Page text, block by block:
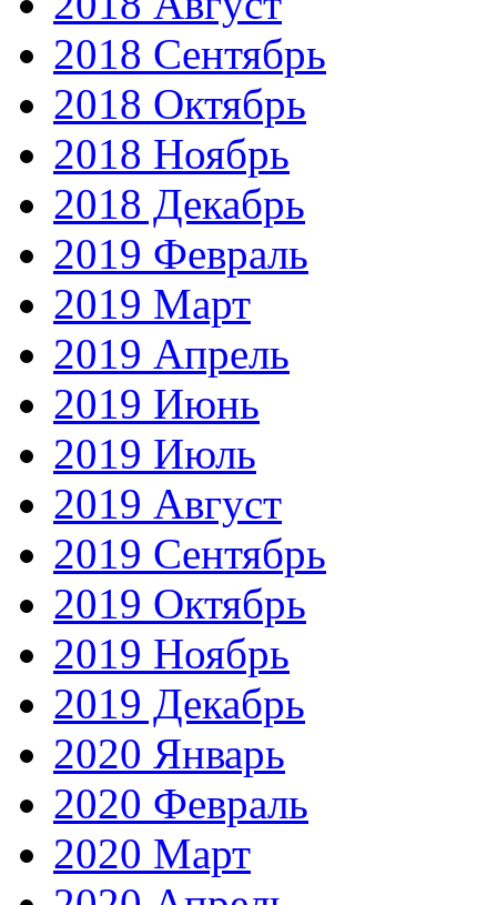
2018 Сентябрь
2018 Октябрь
2018 Ноябрь
2018 Декабрь
2019 Февраль
2019 Март
2019 Апрель
2019 Июнь
2019 Июль
2019 Август
2019 Сентябрь
2019 Октябрь
2019 Ноябрь
2019 Декабрь
2020 Январь
2020 Февраль
2020 Март